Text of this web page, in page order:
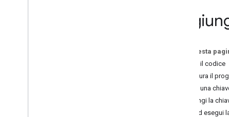
Su questa
Ottieni il codice
Configura il
Ottieni una
Aggiungi la
Crea ed esegui